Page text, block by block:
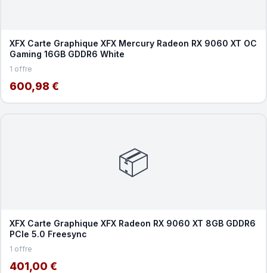
XFX Carte Graphique XFX Mercury Radeon RX 9060 XT OC
Gaming 16GB GDDR6 White
1 offre
600,98 €
📦
XFX Carte Graphique XFX Radeon RX 9060 XT 8GB GDDR6
PCIe 5.0 Freesync
1 offre
401,00 €